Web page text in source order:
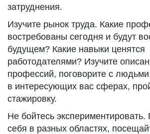
затруднения.
Изучите рынок труда. Какие
востребованы сегодня и будут
будущем? Какие навыки ценятся
работодателями? Изучите
профессий, поговорите с
в интересующих вас сферах,
стажировку.
Не бойтесь экспериментировать.
себя в разных областях,